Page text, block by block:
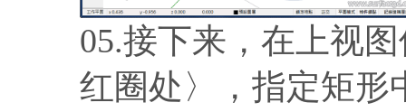
05.接下来，在上视
红圈处〉，指定矩形